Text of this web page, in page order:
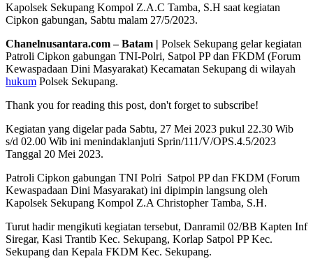
Kapolsek Sekupang Kompol Z.A.C Tamba, S.H saat kegiatan
Cipkon gabungan, Sabtu malam 27/5/2023.
Chanelnusantara.com – Batam | Polsek Sekupang gelar kegiatan
Patroli Cipkon gabungan TNI-Polri, Satpol PP dan FKDM (Forum
Kewaspadaan Dini Masyarakat) Kecamatan Sekupang di wilayah
hukum Polsek Sekupang.
Thank you for reading this post, don't forget to subscribe!
Kegiatan yang digelar pada Sabtu, 27 Mei 2023 pukul 22.30 Wib
s/d 02.00 Wib ini menindaklanjuti Sprin/111/V/OPS.4.5/2023
Tanggal 20 Mei 2023.
Patroli Cipkon gabungan TNI Polri Satpol PP dan FKDM (Forum
Kewaspadaan Dini Masyarakat) ini dipimpin langsung oleh
Kapolsek Sekupang Kompol Z.A Christopher Tamba, S.H.
Turut hadir mengikuti kegiatan tersebut, Danramil 02/BB Kapten Inf
Siregar, Kasi Trantib Kec. Sekupang, Korlap Satpol PP Kec.
Sekupang dan Kepala FKDM Kec. Sekupang.